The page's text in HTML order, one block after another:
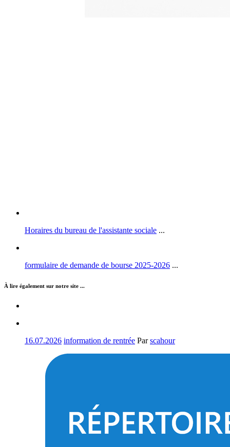
Horaires du bureau de l'assistante sociale ...
formulaire de demande de bourse 2025-2026 ...
À lire également sur notre site ...
16.07.2026 information de rentrée Parscahour